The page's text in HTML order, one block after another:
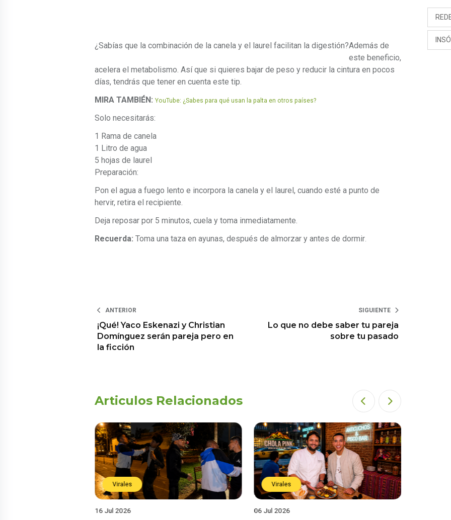
¿Sabías que la combinación de la canela y el laurel facilitan la digestión?Además de
este beneficio,
acelera el metabolismo. Así que si quieres bajar de peso y reducir la cintura en pocos
días, tendrás que tener en cuenta este tip.
MIRA TAMBIÉN: YouTube: ¿Sabes para qué usan la palta en otros países?
Solo necesitarás:
1 Rama de canela
1 Litro de agua
5 hojas de laurel
Preparación:
Pon el agua a fuego lento e incorpora la canela y el laurel, cuando esté a punto de
hervir, retira el recipiente.
Deja reposar por 5 minutos, cuela y toma inmediatamente.
Recuerda: Toma una taza en ayunas, después de almorzar y antes de dormir.
ANTERIOR
¡Qué! Yaco Eskenazi y Christian
Domínguez serán pareja pero en
la ficción
SIGUIENTE
Lo que no debe saber tu pareja
sobre tu pasado
Articulos Relacionados
Virales
16 Jul 2026
Virales
06 Jul 2026